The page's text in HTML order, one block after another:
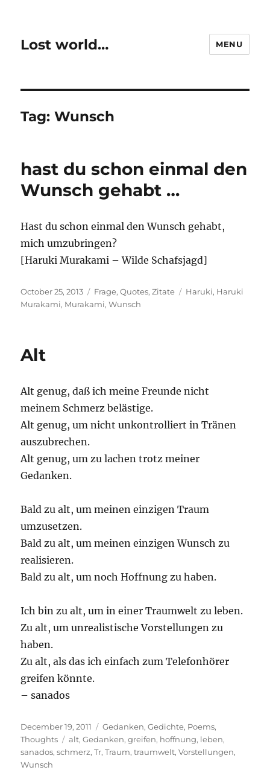
Lost world… MENU
Tag:Wunsch
hast du schon einmal den
Wunsch gehabt …
Hast du schon einmal den Wunsch gehabt,
mich umzubringen?
[Haruki Murakami – Wilde Schafsjagd]
Posted
on
October 25, 2013 Categories
Frage,Quotes,Zitate Tags
Haruki, Haruki
Murakami, Murakami,Wunsch
Alt
Alt genug, daß ich meine Freunde nicht
meinem Schmerz belästige.
Alt genug, um nicht unkontrolliert in Tränen
auszubrechen.
Alt genug, um zu lachen trotz meiner
Gedanken.
Bald zu alt, um meinen einzigen Traum
umzusetzen.
Bald zu alt, um meinen einzigen Wunsch zu
realisieren.
Bald zu alt, um noch Hoffnung zu haben.
Ich bin zu alt, um in einer Traumwelt zu leben.
Zu alt, um unrealistische Vorstellungen zu
haben.
Zu alt, als das ich einfach zum Telefonhörer
greifen könnte.
– sanados
Posted
on
December 19, 2011 Categories
Gedanken,Gedichte, Poems,
Thoughts
Tags
alt,Gedanken,greifen, hoffnung, leben,
sanados,schmerz,Tr,Traum,traumwelt,Vorstellungen,
Wunsch